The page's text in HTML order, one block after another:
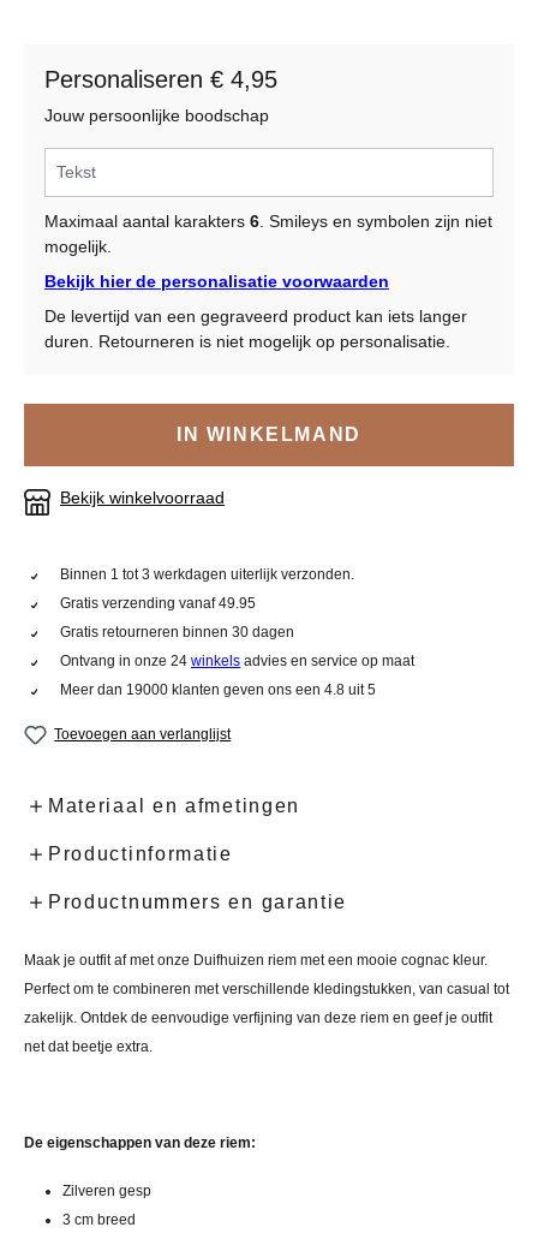
Personaliseren € 4,95
Jouw persoonlijke boodschap
Maximaal aantal karakters 6 . Smileys en symbolen zijn niet
mogelijk.
Bekijk hier de personalisatie voorwaarden
De levertijd van een gegraveerd product kan iets langer
duren. Retourneren is niet mogelijk op personalisatie.
IN WINKELMAND
Bekijk winkelvoorraad
Binnen 1 tot 3 werkdagen uiterlijk verzonden.
Gratis verzending vanaf 49.95
Gratis retourneren binnen 30 dagen
Ontvang in onze 24winkels advies en service op maat
Meer dan 19000 klanten geven ons een 4.8 uit 5
Toevoegen aan verlanglijst
Materiaal en afmetingen
Productinformatie
Productnummers en garantie
Maak je outfit af met onze Duifhuizen riem met een mooie cognac kleur.
Perfect om te combineren met verschillende kledingstukken, van casual tot
zakelijk. Ontdek de eenvoudige verfijning van deze riem en geef je outfit
net dat beetje extra.
De eigenschappen van deze riem:
Zilveren gesp
3 cm breed